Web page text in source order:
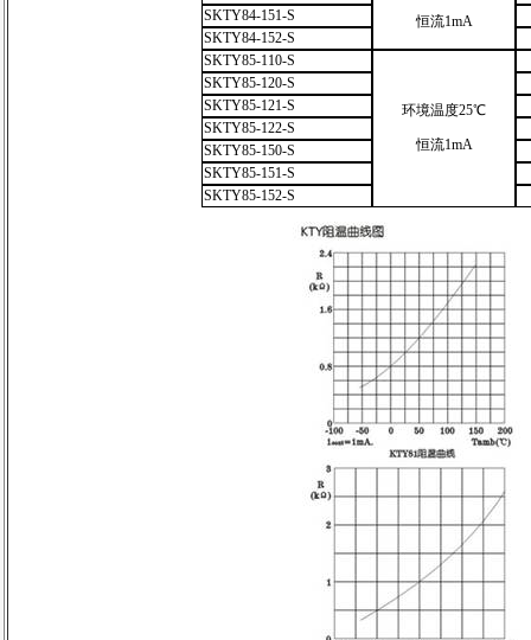
恒流1mA
SKTY84-151-S
SKTY84-152-S
SKTY85-110-S
环境温度25℃
恒流1mA
SKTY85-120-S
SKTY85-121-S
SKTY85-122-S
SKTY85-150-S
SKTY85-151-S
SKTY85-152-S